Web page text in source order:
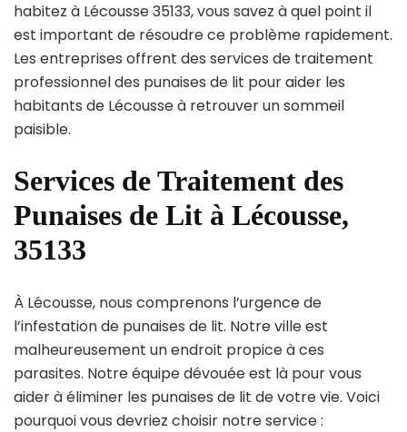
habitez à Lécousse 35133, vous savez à quel point il
est important de résoudre ce problème rapidement.
Les entreprises offrent des services de traitement
professionnel des punaises de lit pour aider les
habitants de Lécousse à retrouver un sommeil
paisible.
Services de Traitement des
Punaises de Lit à Lécousse,
35133
À Lécousse, nous comprenons l’urgence de
l’infestation de punaises de lit. Notre ville est
malheureusement un endroit propice à ces
parasites. Notre équipe dévouée est là pour vous
aider à éliminer les punaises de lit de votre vie. Voici
pourquoi vous devriez choisir notre service :